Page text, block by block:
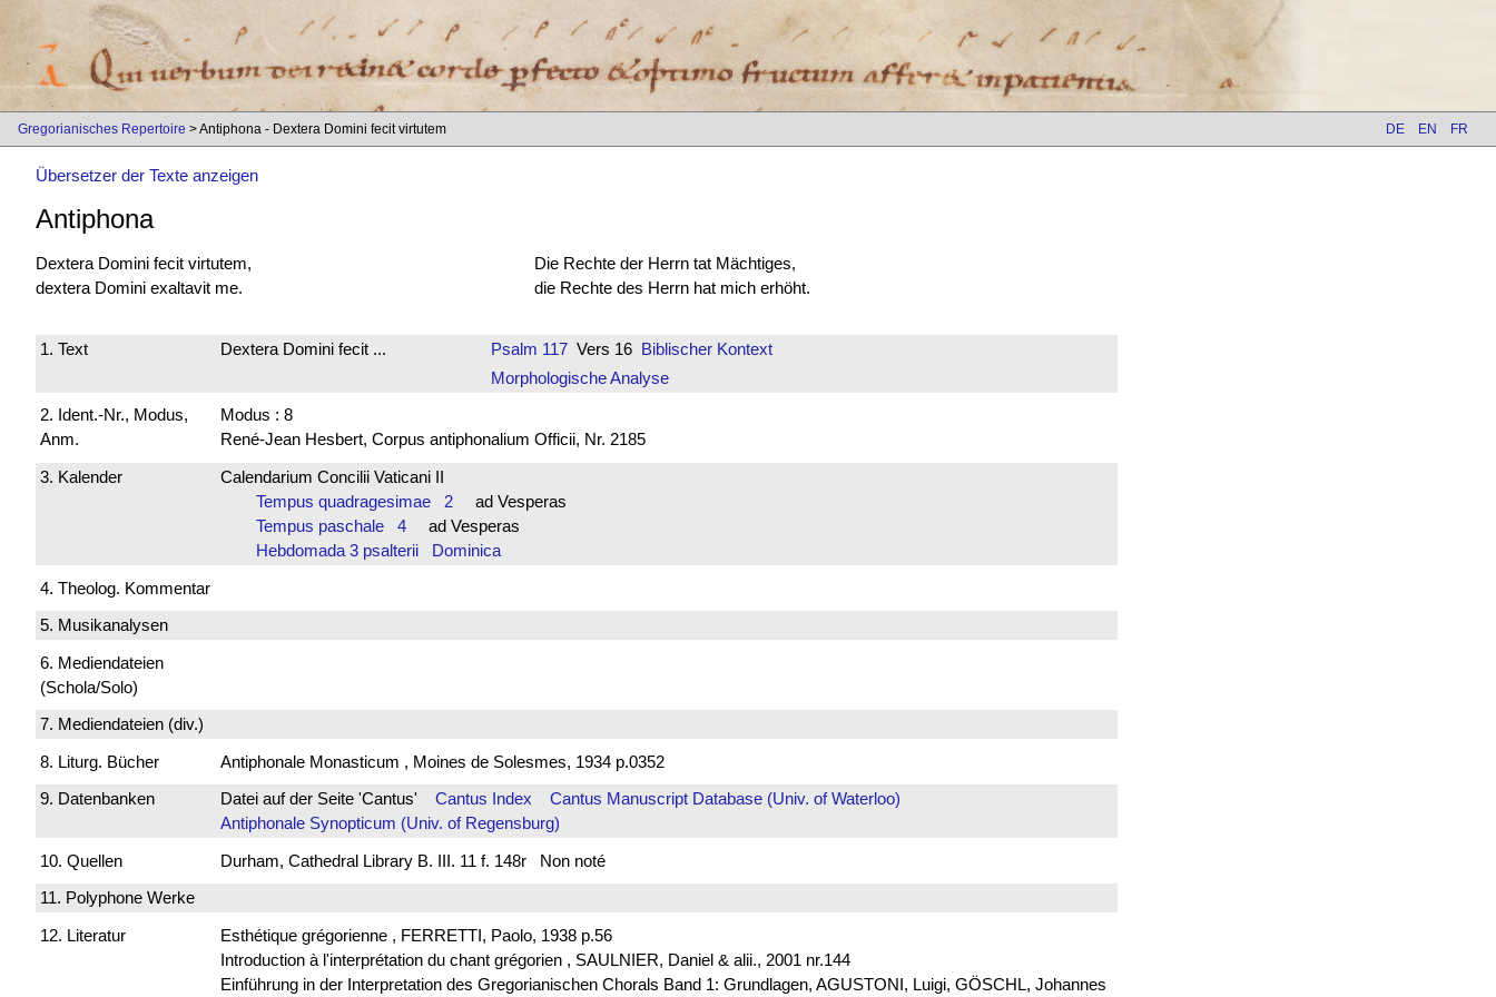
Gregorianisches Repertoire > Antiphona - Dextera Domini fecit virtutem DE EN FR
Übersetzer der Texte anzeigen
Antiphona
Dextera Domini fecit virtutem,
dextera Domini exaltavit me.
Die Rechte der Herrn tat Mächtiges,
die Rechte des Herrn hat mich erhöht.
1. Text Dextera Domini fecit ... Psalm 117Vers 16 Biblischer Kontext
Morphologische Analyse
2. Ident.-Nr., Modus,
Anm.
Modus : 8
René-Jean Hesbert, Corpus antiphonalium Officii, Nr. 2185
3. Kalender
Calendarium Concilii Vaticani II
Tempus quadragesimae 2ad Vesperas
Tempus paschale 4ad Vesperas
Hebdomada 3 psalterii Dominica
4. Theolog. Kommentar
5. Musikanalysen
6. Mediendateien
(Schola/Solo)
7. Mediendateien (div.)
8. Liturg. Bücher
Antiphonale Monasticum , Moines de Solesmes, 1934 p.0352
9. Datenbanken
Datei auf der Seite 'Cantus' Cantus Index
Cantus Manuscript Database (Univ. of Waterloo)
Antiphonale Synopticum (Univ. of Regensburg)
10. Quellen
Durham, Cathedral Library B. III. 11 f. 148r Non noté
11. Polyphone Werke
12. Literatur
Esthétique grégorienne , FERRETTI, Paolo, 1938 p.56
Introduction à l'interprétation du chant grégorien , SAULNIER, Daniel & alii., 2001 nr.144
Einführung in der Interpretation des Gregorianischen Chorals Band 1: Grundlagen, AGUSTONI, Luigi, GÖSCHL, Johannes